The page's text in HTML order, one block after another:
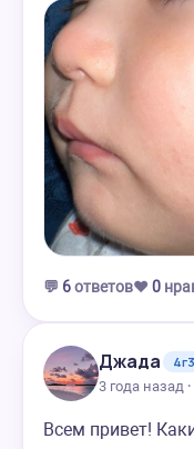
💬 6ответов❤️ 0
Джада
3 года назад
Всем привет!